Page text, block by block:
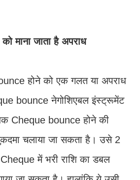
माना जाता है अपराध
होने को एक गलत या अपराध
bounce नेगोशिएबल इंस्ट्रूमेंट
Cheque bounce होने की
चलाया जा सकता है। उसे 2
में भरी राशि का डबल